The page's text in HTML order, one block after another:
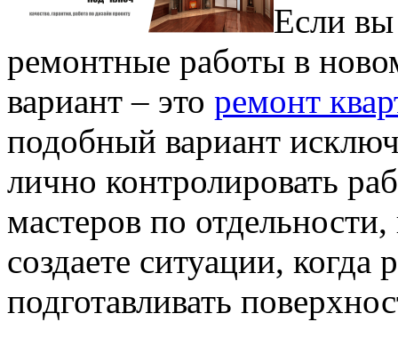
Если вы
ремонтные работы в
вариант – это ремонт
подобный вариант
лично контролировать
мастеров по
создаете ситуации, когда
подготавливать